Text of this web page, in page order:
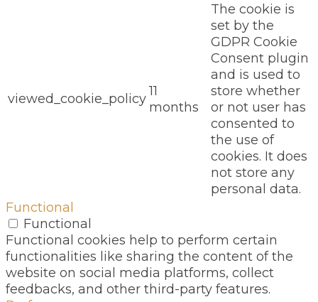
viewed_cookie_policy11
months
The cookie is
set by the
GDPR Cookie
Consent plugin
and is used to
store whether
or not user has
consented to
the use of
cookies. It does
not store any
personal data.
Functional
Functional
Functional cookies help to perform certain
functionalities like sharing the content of the
website on social media platforms, collect
feedbacks, and other third-party features.